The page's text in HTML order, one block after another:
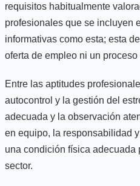
requisitos habitualmente
profesionales que se incluyen
informativas como esta; esta
oferta de empleo ni un
Entre las aptitudes
autocontrol y la gestión del
adecuada y la observación
en equipo, la responsabilidad
una condición física adecuada
sector.